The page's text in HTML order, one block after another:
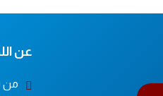
عن
من